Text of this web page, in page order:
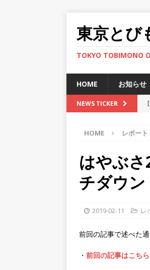
東京とび
TOKYO TOBIMONO
HOME お知らせ
NEWS TICKER
HOME レポート
はやぶ
チダウン
2019-02-11 レ
前回の記事で述べた
・ 前回の記事はこちら